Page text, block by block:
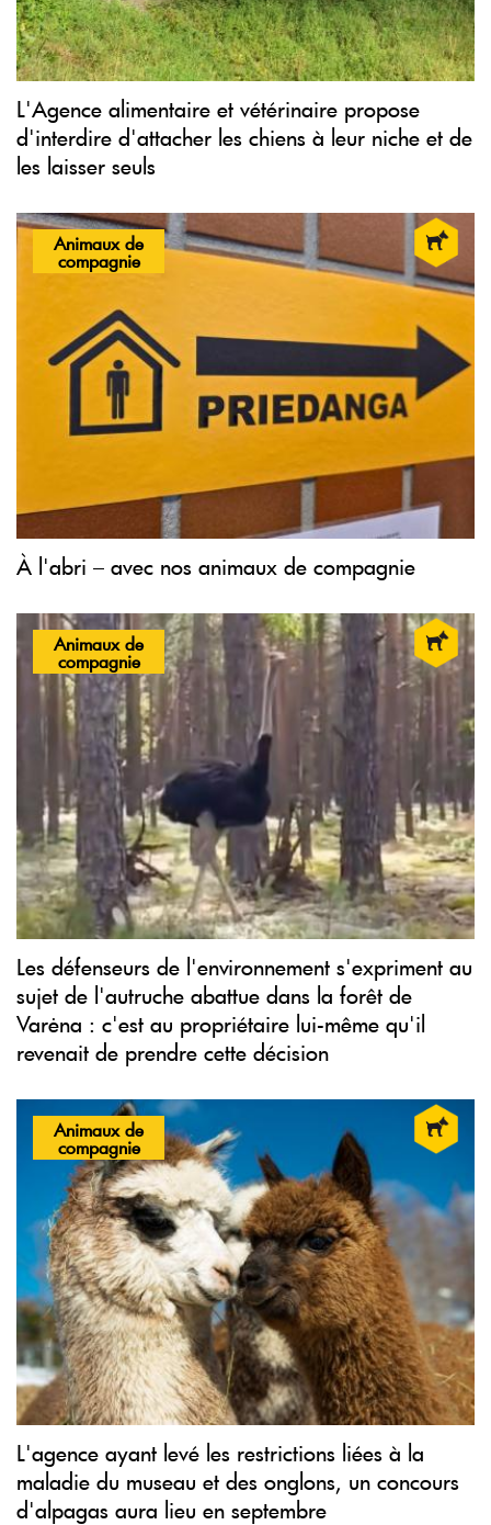
L'Agence alimentaire et vétérinaire propose
d'interdire d'attacher les chiens à leur niche et de
les laisser seuls
Animaux de
compagnie
À l'abri – avec nos animaux de compagnie
Animaux de
compagnie
Les défenseurs de l'environnement s'expriment au
sujet de l'autruche abattue dans la forêt de
Varėna : c'est au propriétaire lui-même qu'il
revenait de prendre cette décision
Animaux de
compagnie
L'agence ayant levé les restrictions liées à la
maladie du museau et des onglons, un concours
d'alpagas aura lieu en septembre